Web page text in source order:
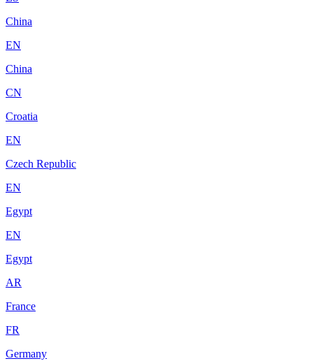
China
EN
China
CN
Croatia
EN
Czech Republic
EN
Egypt
EN
Egypt
AR
France
FR
Germany